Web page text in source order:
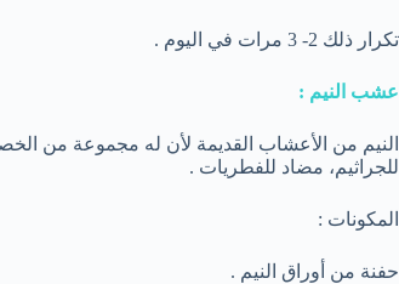
تكرار ذلك 2- 3 مرات في اليوم .
عشب النيم :
النيم من الأعشاب القديمة لأن له مجموعة من
للجراثيم، مضاد للفطريات .
المكونات :
حفنة من أوراق النيم .